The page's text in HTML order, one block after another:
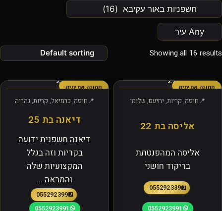
Showing all 16 results
תמונה אמיתית
חיפה, קריות, יחיעם, שלומי
אליסה בת 22
אליסה המהפנטתת
בריקוד חושני
0552923391
0552923991
תמונה אמיתית
חיפה, כרמיאל, קריות, נהריה
דיאנה בת 25
דיאנה חשפנית ידועה
בקריות וזה בגלל
המקצועיות שלה
והמראה ...
0552923991
0552923991